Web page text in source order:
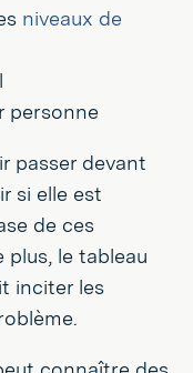
niveaux de
personne
passer devant
si elle est
de ces
le tableau
inciter les